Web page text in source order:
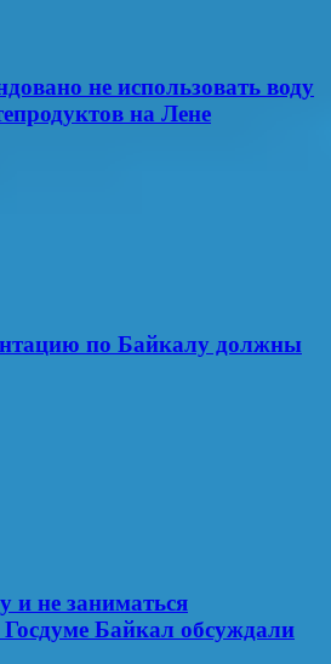
не использовать воду
на Лене
по Байкалу должны
и не заниматься
Байкал обсуждали